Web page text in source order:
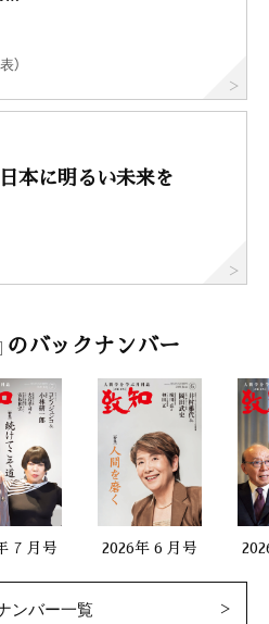
）
本に明るい未来を
のバックナンバー
7 月号 2026年 6 月号
ンバー一覧